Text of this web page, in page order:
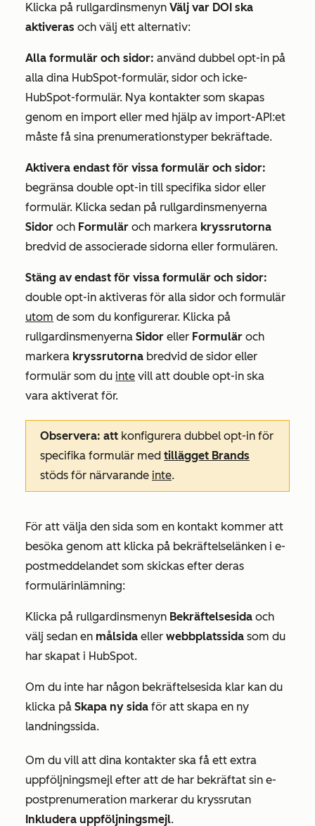
Klicka på rullgardinsmenyn Välj var DOI ska
aktiveras och välj ett alternativ:
Alla formulär och sidor: använd dubbel opt-in på
alla dina HubSpot-formulär, sidor och icke-
HubSpot-formulär. Nya kontakter som skapas
genom en import eller med hjälp av import-API:et
måste få sina prenumerationstyper bekräftade.
Aktivera endast för vissa formulär och sidor:
begränsa double opt-in till specifika sidor eller
formulär. Klicka sedan på rullgardinsmenyerna
Sidor och Formulär och markera kryssrutorna
bredvid de associerade sidorna eller formulären.
Stäng av endast för vissa formulär och sidor:
double opt-in aktiveras för alla sidor och formulär
utom de som du konfigurerar. Klicka på
rullgardinsmenyerna Sidor eller Formulär och
markera kryssrutorna bredvid de sidor eller
formulär som du inte vill att double opt-in ska
vara aktiverat för.
Observera: att konfigurera dubbel opt-in för
specifika formulär med tillägget Brands
stöds för närvarande inte.
För att välja den sida som en kontakt kommer att
besöka genom att klicka på bekräftelselänken i e-
postmeddelandet som skickas efter deras
formulärinlämning:
Klicka på rullgardinsmenyn Bekräftelsesida och
välj sedan en målsida eller webbplatssida som du
har skapat i HubSpot.
Om du inte har någon bekräftelsesida klar kan du
klicka på Skapa ny sida för att skapa en ny
landningssida.
Om du vill att dina kontakter ska få ett extra
uppföljningsmejl efter att de har bekräftat sin e-
postprenumeration markerar du kryssrutan
Inkludera uppföljningsmejl.